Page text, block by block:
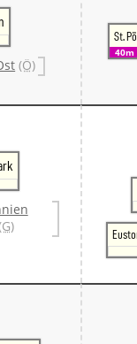
(Ö)
St.
40m